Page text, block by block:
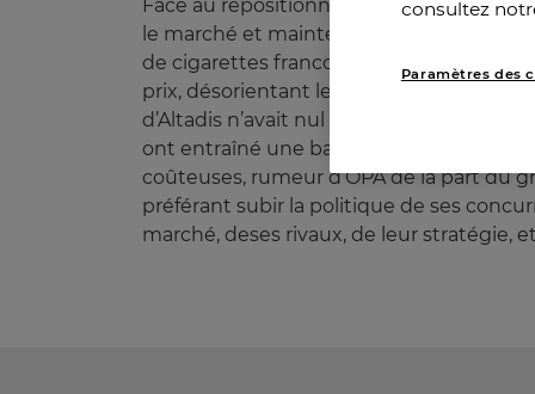
Face au repositionnement de prix des
le marché et maintenir son activité
de cigarettes franco-espagnol,
prix, désorientant les habitudes de ses
d’Altadis n’avait nul besoin d’une telle
ont entraîné une baisse du cours de
coûteuses, rumeur d’OPA de la part du
préférant subir la politique de ses
marché, deses rivaux, de leur stratégie,
consultez
Paramètres des